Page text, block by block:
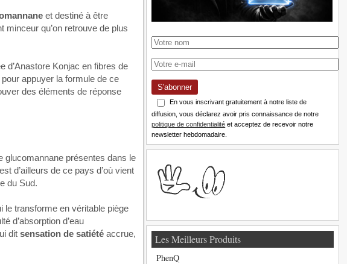
et destiné à être
minceur qu’on retrouve de plus
d’Anastore Konjac en fibres de
appuyer la formule de ce
des éléments de réponse
glucomannane présentes dans le
d’ailleurs de ce pays d’où vient
du Sud.
le transforme en véritable piège
d’absorption d’eau
dit sensation de satiété accrue,
S'abonner
En vous inscrivant gratuitement à notre liste de
diffusion, vous déclarez avoir pris connaissance de notre
politique de confidentialité et acceptez de recevoir notre
newsletter hebdomadaire.
Les Meilleurs Produits
PhenQ